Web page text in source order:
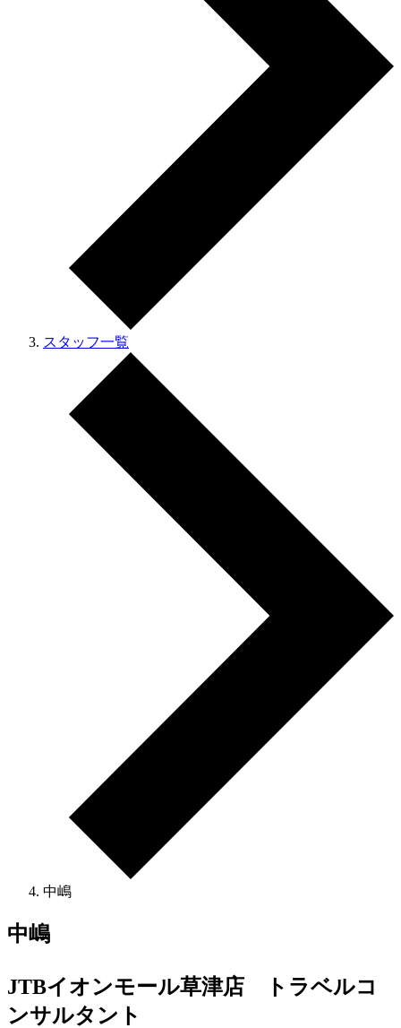
スタッフ一覧
中嶋
中嶋
JTBイオンモール草津店 トラベルコ
ンサルタント